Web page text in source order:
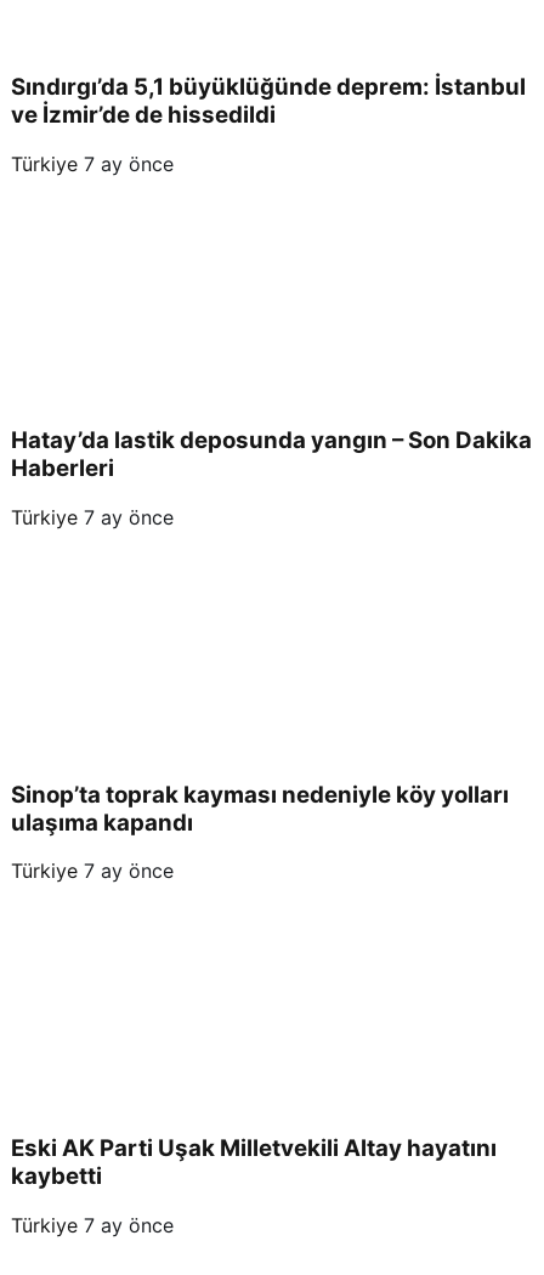
Sındırgı’da 5,1 büyüklüğünde deprem: İstanbul
ve İzmir’de de hissedildi
Türkiye 7 ay önce
Hatay’da lastik deposunda yangın – Son Dakika
Haberleri
Türkiye 7 ay önce
Sinop’ta toprak kayması nedeniyle köy yolları
ulaşıma kapandı
Türkiye 7 ay önce
Eski AK Parti Uşak Milletvekili Altay hayatını
kaybetti
Türkiye 7 ay önce